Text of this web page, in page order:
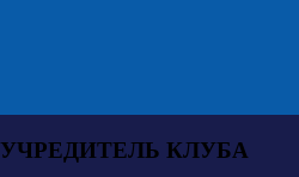
УЧРЕДИТЕЛЬ КЛУБА